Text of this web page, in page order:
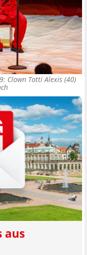
Clown Totti Alexis (40)
aus